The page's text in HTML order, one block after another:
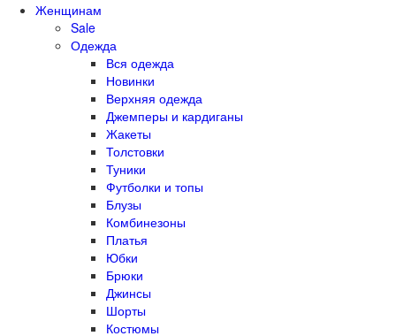
Женщинам
Sale
Одежда
Вся одежда
Новинки
Верхняя одежда
Джемперы и кардиганы
Жакеты
Толстовки
Туники
Футболки и топы
Блузы
Комбинезоны
Платья
Юбки
Брюки
Джинсы
Шорты
Костюмы